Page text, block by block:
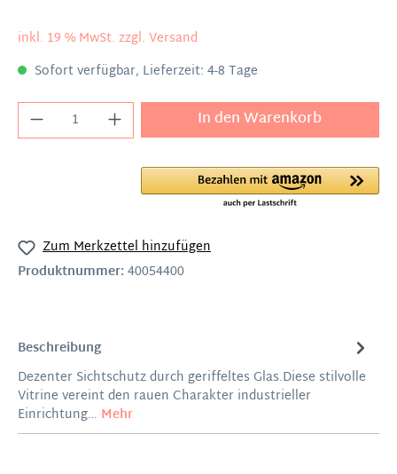
inkl. 19 % MwSt. zzgl. Versand
Sofort verfügbar, Lieferzeit: 4-8 Tage
In den Warenkorb
Zum Merkzettel hinzufügen
Produktnummer:40054400
Beschreibung
Dezenter Sichtschutz durch geriffeltes Glas.Diese stilvolle
Vitrine vereint den rauen Charakter industrieller
Einrichtung… Mehr